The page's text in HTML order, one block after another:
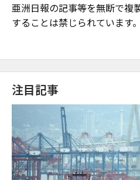
亜洲日報の記事等を無断で複
することは禁じられています。
注目記事